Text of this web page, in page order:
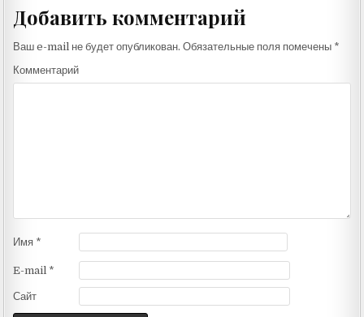
Добавить комментарий
Ваш e-mail не будет опубликован. Обязательные поля помечены *
Комментарий
Имя *
E-mail *
Сайт